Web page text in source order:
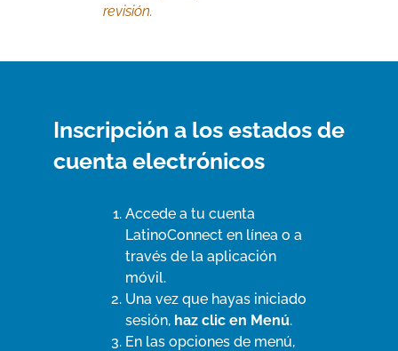
revisión.
Inscripción a los estados de
cuenta electrónicos
Accede a tu cuenta
LatinoConnect en línea o a
través de la aplicación
móvil.
Una vez que hayas iniciado
sesión, haz clic en Menú.
En las opciones de menú,